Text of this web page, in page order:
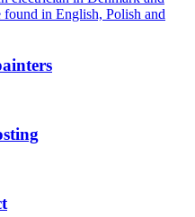
found in English, Polish and